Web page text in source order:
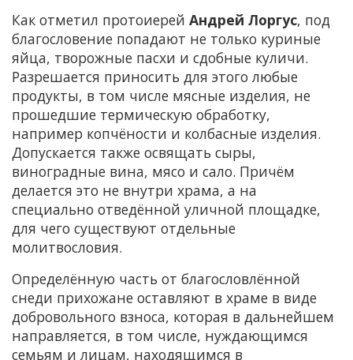
Как отметил протоиерей Андрей Лоргус, под
благословение попадают не только куриные
яйца, творожные пасхи и сдобные куличи.
Разрешается приносить для этого любые
продукты, в том числе мясные изделия, не
прошедшие термическую обработку,
например копчёности и колбасные изделия.
Допускается также освящать сыры,
виноградные вина, мясо и сало. Причём
делается это не внутри храма, а на
специально отведённой уличной площадке,
для чего существуют отдельные
молитвословия.
Определённую часть от благословлённой
снеди прихожане оставляют в храме в виде
добровольного взноса, которая в дальнейшем
направляется, в том числе, нуждающимся
семьям и лицам, находящимся в